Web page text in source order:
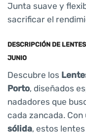
Junta suave y
sacrificar el
DESCRIPCIÓN DE
JUNIO
Descubre los
Porto, diseñados
nadadores que
cada zancada.
sólida, estos